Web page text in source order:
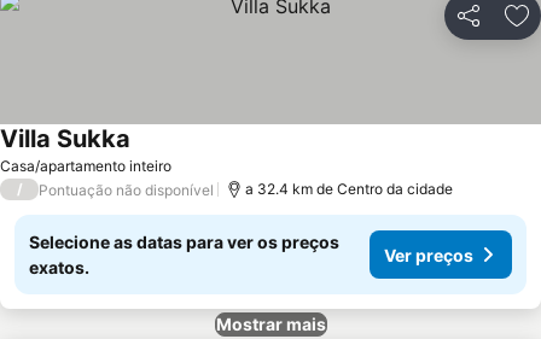
Partilhar
Casa/apartamento inteiro
Villa Sukka
/ Pontuação não disponível a 32.4 km de Centro da cidade
Selecione as datas para ver os preços
exatos.
Ver preços
Mostrar mais